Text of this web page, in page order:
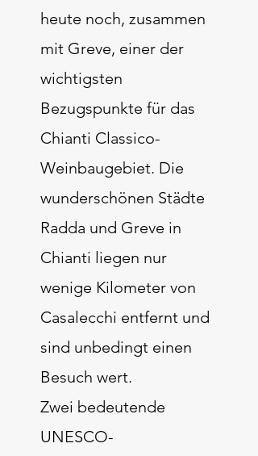
heute noch, zusammen
mit Greve, einer der
wichtigsten
Bezugspunkte für das
Chianti Classico-
Weinbaugebiet. Die
wunderschönen Städte
Radda und Greve in
Chianti liegen nur
wenige Kilometer von
Casalecchi entfernt und
sind unbedingt einen
Besuch wert.
Zwei bedeutende
UNESCO-